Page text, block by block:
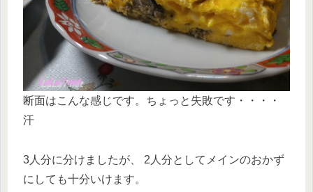
断面はこんな感じです。ちょっと失敗です・・・・
汗
3人分に分けましたが、 2人分としてメインのおかず
にしても十分いけます。